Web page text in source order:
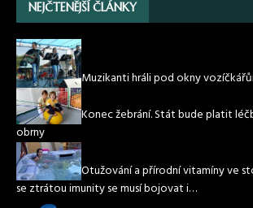
NEJČTENĚJŠÍ ČLÁNKY
Muzikanti hráli pod okny
Konec žebrání. Stát bude platit
obrny
Otužování a přírodní vitamíny ve
se ztrátou imunity se musí bojovat i…